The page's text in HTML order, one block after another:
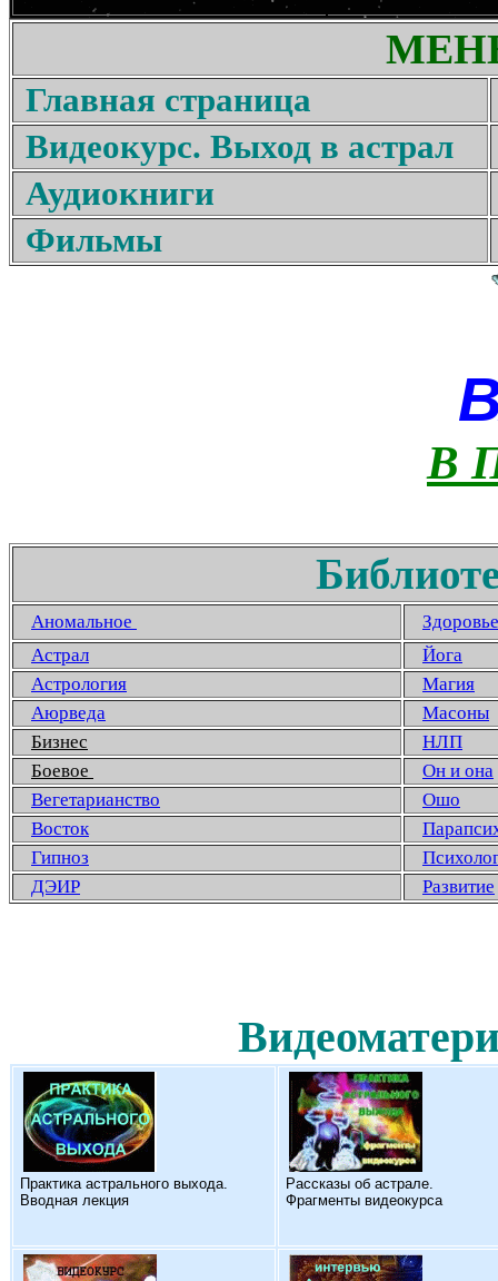
Главная страница
Видеокурс. Выход в астрал
Аудиокниги
Фильмы
В
Аномальное
Здоровье
Астрал
Йога
Астрология
Магия
Аюрведа
Масоны
Бизнес
НЛП
Боевое
Он и она
Вегетарианство
Ошо
Восток
Гипноз
ДЭИР
Развитие
Практика астрального выхода.
Вводная лекция
Рассказы об астрале.
Фрагменты видеокурса